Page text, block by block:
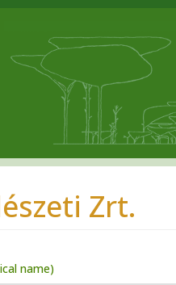
Zrt.
name)